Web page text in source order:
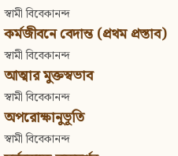
স্বামী বিবেকানন্দ
কর্মজীবনে বেদান্ত (প্রথম প্রস্তাব)
স্বামী বিবেকানন্দ
আত্মার মুক্তস্বভাব
স্বামী বিবেকানন্দ
অপরোক্ষানুভূতি
স্বামী বিবেকানন্দ